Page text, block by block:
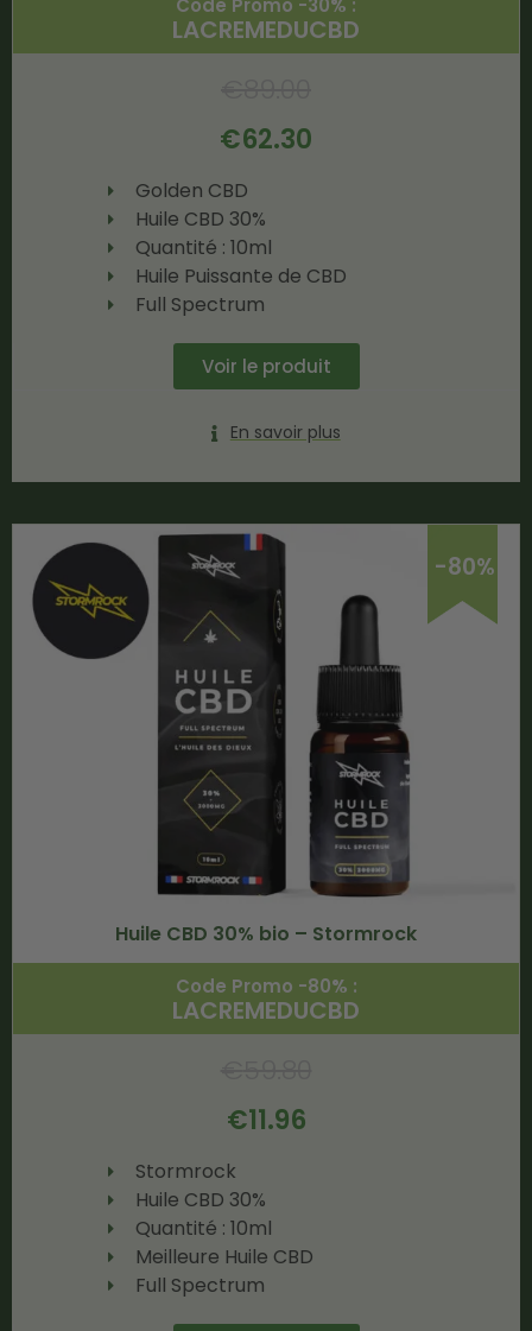
Code Promo -30% :
LACREMEDUCBD
€62.30
Golden CBD
Huile CBD 30%
Quantité : 10ml
Huile Puissante de CBD
Full Spectrum
Voir le produit
En savoir plus
-80%
Huile CBD 30% bio – Stormrock
Code Promo -80% :
LACREMEDUCBD
€11.96
Stormrock
Huile CBD 30%
Quantité : 10ml
Meilleure Huile CBD
Full Spectrum